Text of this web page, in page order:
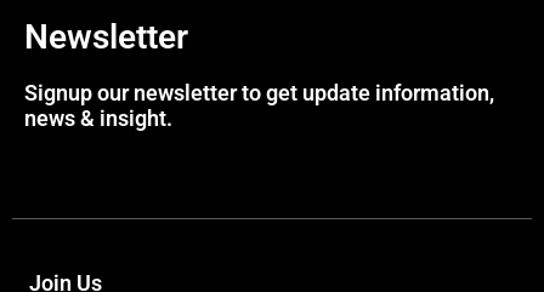
Newsletter
Signup our newsletter to get update information,
news & insight.
Join Us